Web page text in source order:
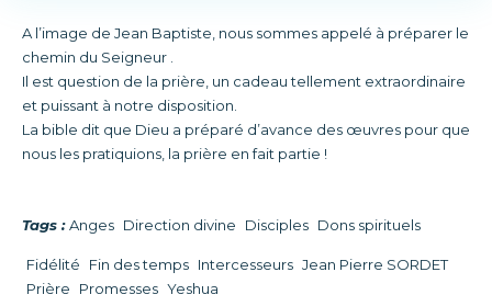
A l’image de Jean Baptiste, nous sommes appelé à préparer le
chemin du Seigneur .
Il est question de la prière, un cadeau tellement extraordinaire
et puissant à notre disposition.
La bible dit que Dieu a préparé d’avance des œuvres pour que
nous les pratiquions, la prière en fait partie !
Tags : Anges Direction divine Disciples Dons spirituels
Fidélité Fin des temps Intercesseurs Jean Pierre SORDET
Prière
Promesses Yeshua